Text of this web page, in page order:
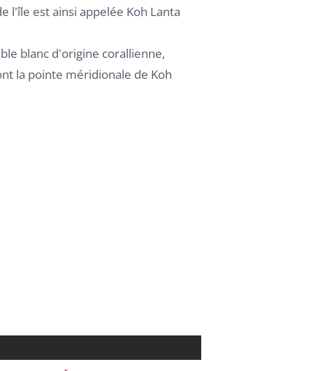
l'île est ainsi appelée Koh Lanta
blanc d'origine corallienne,
la pointe méridionale de Koh